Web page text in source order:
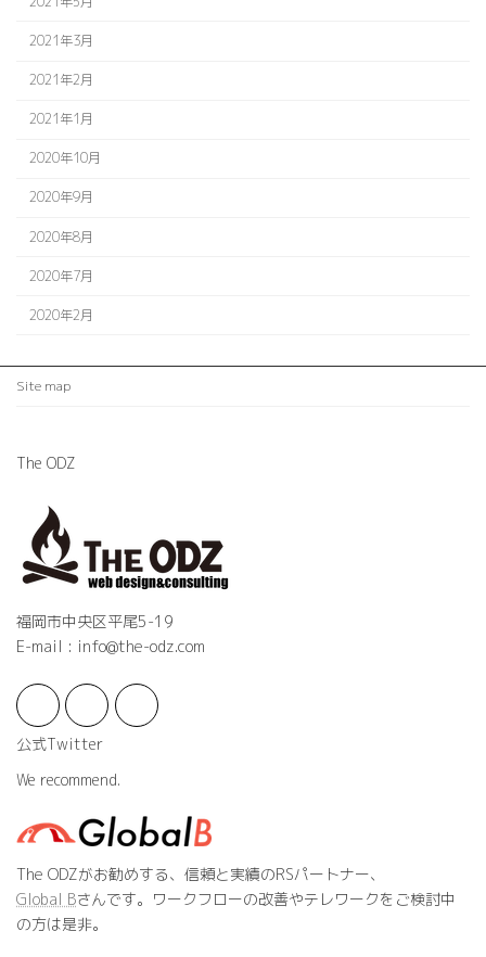
2021年3月
2021年2月
2021年1月
2020年10月
2020年9月
2020年8月
2020年7月
2020年2月
Site map
The ODZ
福岡市中央区平尾5-19
E-mail : info@the-odz.com
公式Twitter
We recommend.
The ODZがお勧めする、信頼と実績のRSパートナー、
Global Bさんです。ワークフローの改善やテレワークをご検討中
の方は是非。